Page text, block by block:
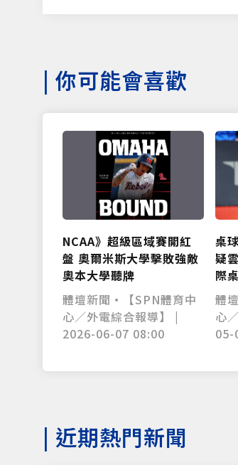
| 你可能會喜歡
NCAA》超級區域賽開紅
盤 奧爾米斯大學擊敗強敵
奧本大學聽牌
體壇新聞•【SPN體育中
心／外電綜合報導】 |
2026-06-07 08:00
桌
疑
際
體
心
05-
| 近期熱門新聞